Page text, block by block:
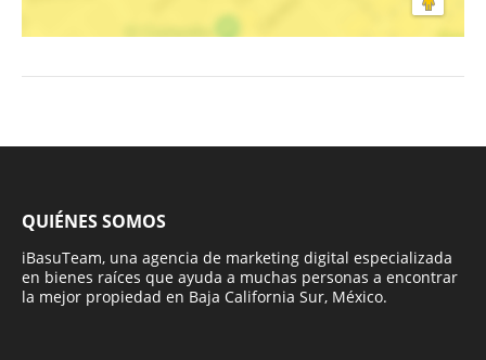
QUIÉNES SOMOS
iBasuTeam, una agencia de marketing digital especializada
en bienes raíces que ayuda a muchas personas a encontrar
la mejor propiedad en Baja California Sur, México.